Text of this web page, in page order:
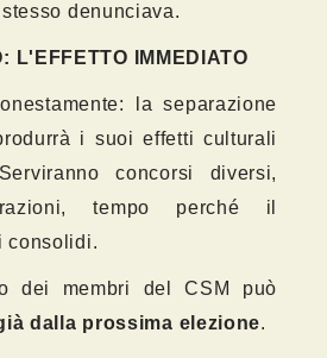
denunciava.
L'EFFETTO IMMEDIATO
la separazione
i suoi effetti culturali
concorsi diversi,
tempo perché il
consolidi.
dei membri del CSM può
dalla prossima elezione.